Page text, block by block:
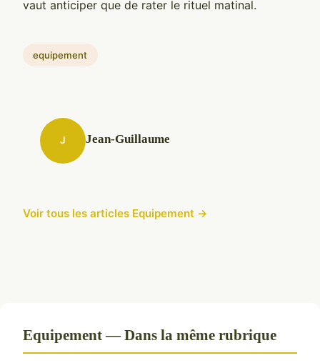
vaut anticiper que de rater le rituel matinal.
equipement
J Jean-Guillaume
Voir tous les articles Equipement →
Equipement — Dans la même rubrique